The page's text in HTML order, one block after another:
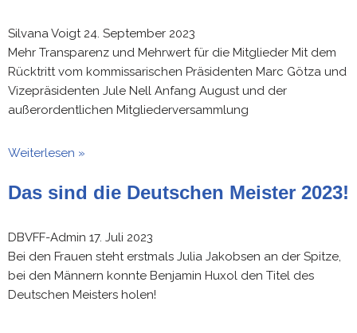
Silvana Voigt 24. September 2023
Mehr Transparenz und Mehrwert für die Mitglieder Mit dem
Rücktritt vom kommissarischen Präsidenten Marc Götza und
Vizepräsidenten Jule Nell Anfang August und der
außerordentlichen Mitgliederversammlung
Weiterlesen »
Das sind die Deutschen Meister 2023!
DBVFF-Admin 17. Juli 2023
Bei den Frauen steht erstmals Julia Jakobsen an der Spitze,
bei den Männern konnte Benjamin Huxol den Titel des
Deutschen Meisters holen!